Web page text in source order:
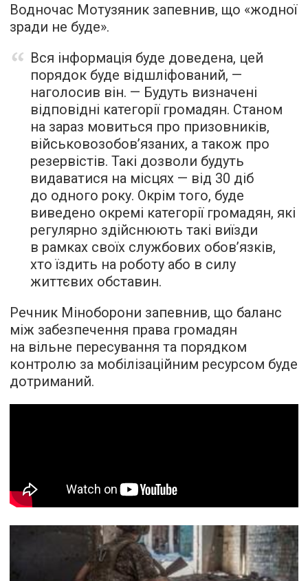
Водночас Мотузяник запевнив, що «жодної
зради не буде».
Вся інформація буде доведена, цей
порядок буде відшліфований, —
наголосив він. — Будуть визначені
відповідні категорії громадян. Станом
на зараз мовиться про призовників,
військовозобов’язаних, а також про
резервістів. Такі дозволи будуть
видаватися на місцях — від 30 діб
до одного року. Окрім того, буде
виведено окремі категорії громадян, які
регулярно здійснюють такі виїзди
в рамках своїх службових обов’язків,
хто їздить на роботу або в силу
життєвих обставин.
Речник Міноборони запевнив, що баланс
між забезпечення права громадян
на вільне пересування та порядком
контролю за мобілізаційним ресурсом буде
дотриманий.